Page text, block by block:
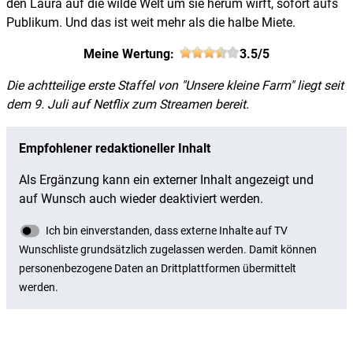
den Laura auf die wilde Welt um sie herum wirft, sofort aufs
Publikum. Und das ist weit mehr als die halbe Miete.
Meine Wertung: 3.5/5
Die achtteilige erste Staffel von "Unsere kleine Farm" liegt seit
dem 9. Juli auf Netflix zum Streamen bereit.